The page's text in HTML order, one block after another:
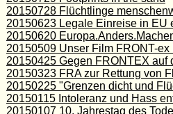
20150728 Flüchtlinge
20150623 Legale Einreise in EU
20150620
20150509 Unser Film FRONT-ex
20150425 Gegen FRONTEX auf
20150323 FRA zur Rettung von
20150225 "Grenzen dicht und
20150115 Intoleranz und Hass
20150107 10. Jahrestag des